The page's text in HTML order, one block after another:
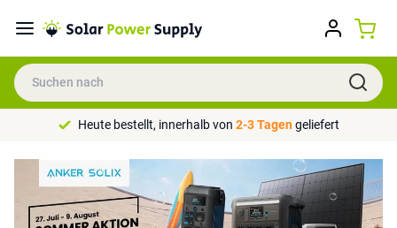
Heute bestellt, innerhalb von 2-3 Tagengeliefert